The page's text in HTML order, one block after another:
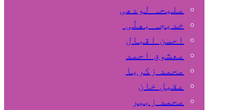
ملیحہ لودھی
خدیجہ بھلّی
احسن اقبال
معشوق احمد
محمد زکریا
عقیل خان
محمد زبیر